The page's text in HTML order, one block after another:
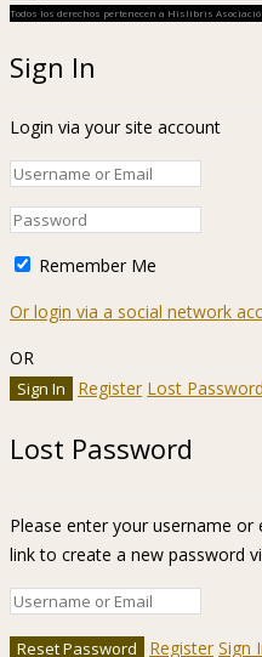
Todos los derechos pertenecen a Hislibris
Sign In
Login via your site account
Remember Me
Or login via a social network
OR
Register Lost Password
Lost Password
Please enter your username or
link to create a new password
Register Sign